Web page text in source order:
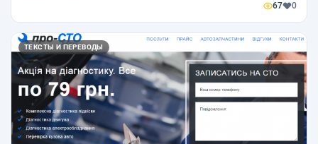
67 0
ТЕКСТЫ И ПЕРЕВОДЫ